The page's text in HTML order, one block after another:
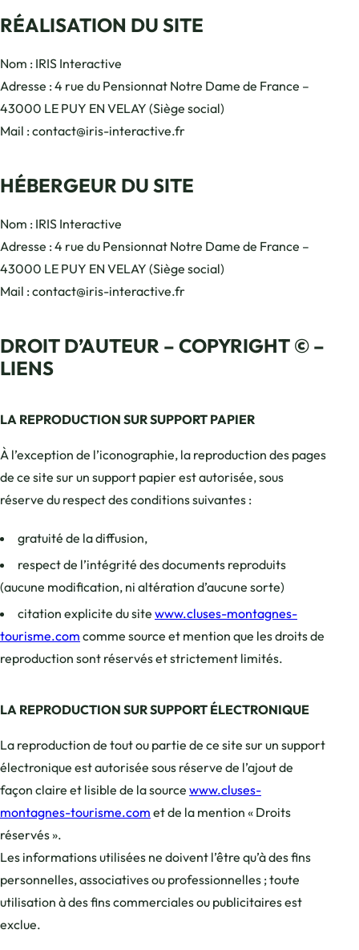
RÉALISATION DU SITE
Nom : IRIS Interactive
Adresse : 4 rue du Pensionnat Notre Dame de France –
43000 LE PUY EN VELAY (Siège social)
Mail : contact@iris-interactive.fr
HÉBERGEUR DU SITE
Nom : IRIS Interactive
Adresse : 4 rue du Pensionnat Notre Dame de France –
43000 LE PUY EN VELAY (Siège social)
Mail : contact@iris-interactive.fr
DROIT D’AUTEUR – COPYRIGHT © –
LIENS
LA REPRODUCTION SUR SUPPORT PAPIER
À l’exception de l’iconographie, la reproduction des pages
de ce site sur un support papier est autorisée, sous
réserve du respect des conditions suivantes :
gratuité de la diffusion,
respect de l’intégrité des documents reproduits
(aucune modification, ni altération d’aucune sorte)
citation explicite du site www.cluses-montagnes-
tourisme.com comme source et mention que les droits de
reproduction sont réservés et strictement limités.
LA REPRODUCTION SUR SUPPORT ÉLECTRONIQUE
La reproduction de tout ou partie de ce site sur un support
électronique est autorisée sous réserve de l’ajout de
façon claire et lisible de la source www.cluses-
montagnes-tourisme.com et de la mention « Droits
réservés ».
Les informations utilisées ne doivent l’être qu’à des fins
personnelles, associatives ou professionnelles ; toute
utilisation à des fins commerciales ou publicitaires est
exclue.